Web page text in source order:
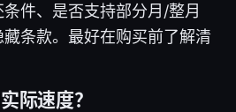
件、是否支持部分月/整月
条款。最好在购买前了解清
际速度？